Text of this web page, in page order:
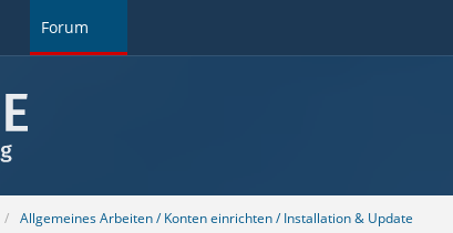
Forum
Allgemeines Arbeiten / Konten einrichten / Installation & Update